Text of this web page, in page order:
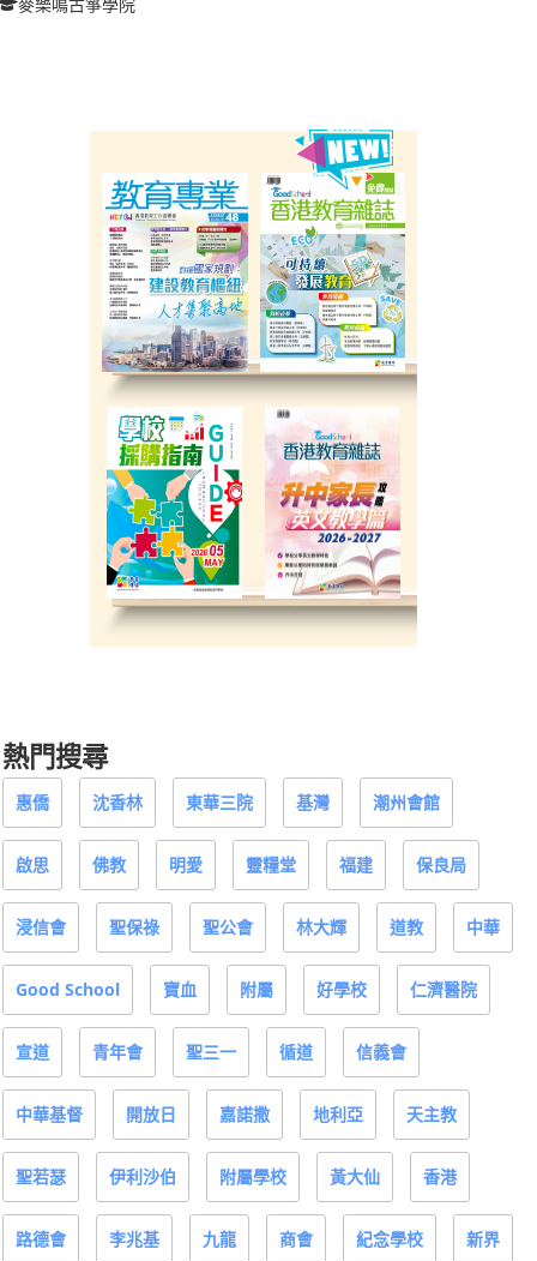
熱門搜尋
惠僑 沈香林 東華三院 基灣 潮州會館
啟思 佛教 明愛 靈糧堂 福建 保良局
浸信會 聖保祿 聖公會 林大輝 道教 中華
Good School 寶血 附屬 好學校 仁濟醫院
宣道 青年會 聖三一 循道 信義會
中華基督 開放日 嘉諾撒 地利亞 天主教
聖若瑟 伊利沙伯 附屬學校 黃大仙 香港
路德會 李兆基 九龍 商會 紀念學校 新界